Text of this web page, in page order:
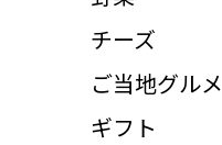
チーズ
ご当地グルメ
ギフト